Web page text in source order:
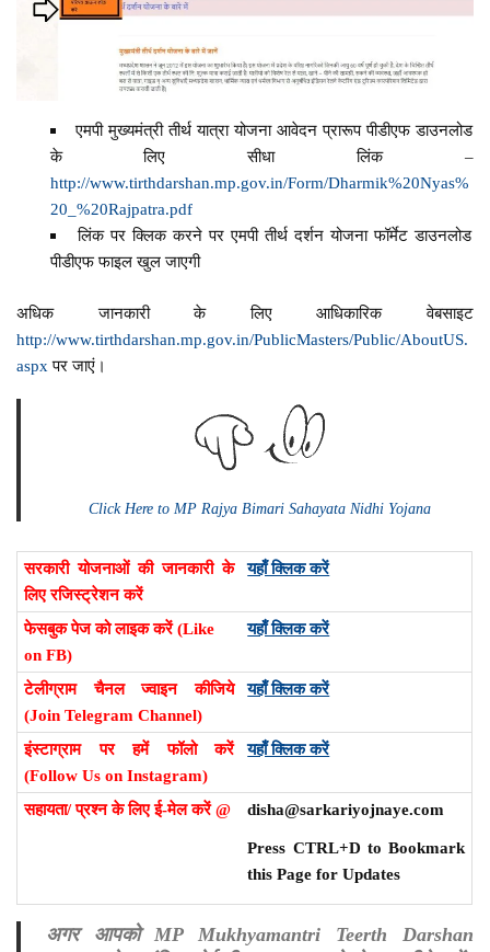
एमपी मुख्यमंत्री तीर्थ यात्रा योजना आवेदन प्रारूप पीडीएफ डाउनलोड
के लिए सीधा लिंक –
http://www.tirthdarshan.mp.gov.in/Form/Dharmik%20Nyas%
20_%20Rajpatra.pdf
लिंक पर क्लिक करने पर एमपी तीर्थ दर्शन योजना फॉर्मेट डाउनलोड
पीडीएफ फाइल खुल जाएगी
अधिक जानकारी के लिए आधिकारिक वेबसाइट
http://www.tirthdarshan.mp.gov.in/PublicMasters/Public/AboutUS.
aspx पर जाएं।
Click Here to MP Rajya Bimari Sahayata Nidhi Yojana
सरकारी योजनाओं की जानकारी के
लिए रजिस्ट्रेशन करें
यहाँ क्लिक करें
फेसबुक पेज को लाइक करें (Like
on FB)
यहाँ क्लिक करें
टेलीग्राम चैनल ज्वाइन कीजिये
(Join Telegram Channel)
यहाँ क्लिक करें
इंस्टाग्राम पर हमें फॉलो करें
(Follow Us on Instagram)
यहाँ क्लिक करें
सहायता/ प्रश्न के लिए ई-मेल करें @ disha@sarkariyojnaye.com
Press CTRL+D to Bookmark
this Page for Updates
अगर आपको MP Mukhyamantri Teerth Darshan